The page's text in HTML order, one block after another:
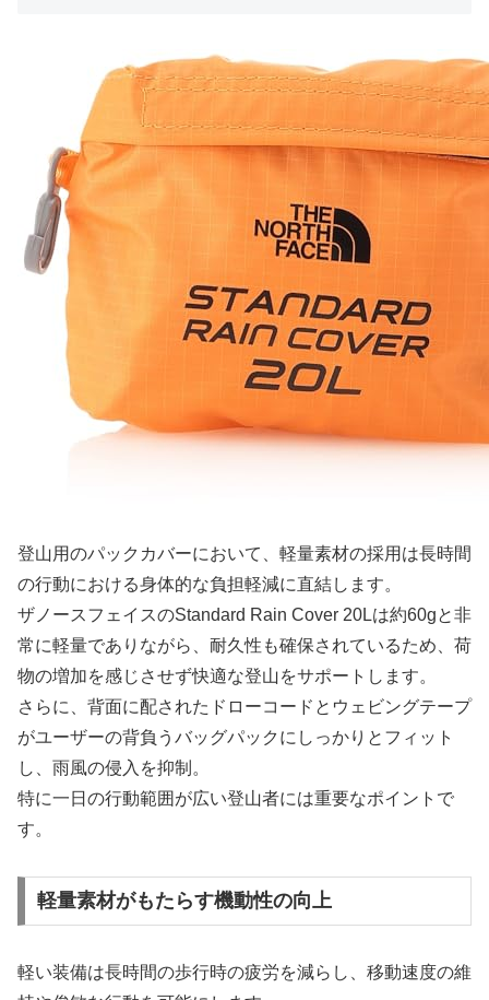
登山用のパックカバーにおいて、軽量素材の採用は長時間
の行動における身体的な負担軽減に直結します。
ザノースフェイスのStandard Rain Cover 20Lは約60gと非
常に軽量でありながら、耐久性も確保されているため、荷
物の増加を感じさせず快適な登山をサポートします。
さらに、背面に配されたドローコードとウェビングテープ
がユーザーの背負うバッグパックにしっかりとフィット
し、雨風の侵入を抑制。
特に一日の行動範囲が広い登山者には重要なポイントで
す。
軽量素材がもたらす機動性の向上
軽い装備は長時間の歩行時の疲労を減らし、移動速度の維